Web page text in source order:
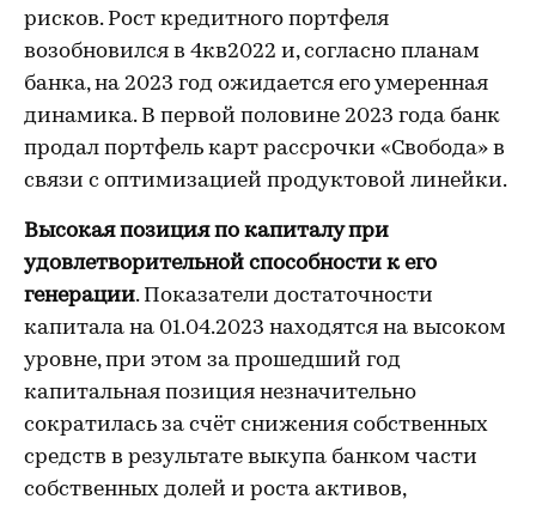
рисков. Рост кредитного портфеля
возобновился в 4кв2022 и, согласно планам
банка, на 2023 год ожидается его умеренная
динамика. В первой половине 2023 года банк
продал портфель карт рассрочки «Свобода» в
связи с оптимизацией продуктовой линейки.
Высокая позиция по капиталу при
удовлетворительной способности к его
генерации. Показатели достаточности
капитала на 01.04.2023 находятся на высоком
уровне, при этом за прошедший год
капитальная позиция незначительно
сократилась за счёт снижения собственных
средств в результате выкупа банком части
собственных долей и роста активов,